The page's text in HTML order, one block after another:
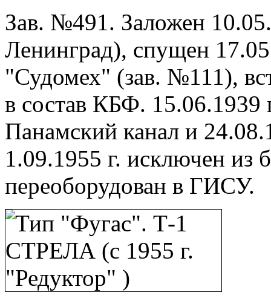
Зав. №491. Заложен
Ленинград), спущен
"Судомех" (зав. №111),
в состав КБФ. 15.06.1939
Панамский канал и
1.09.1955 г. исключен из
переоборудован в ГИСУ.